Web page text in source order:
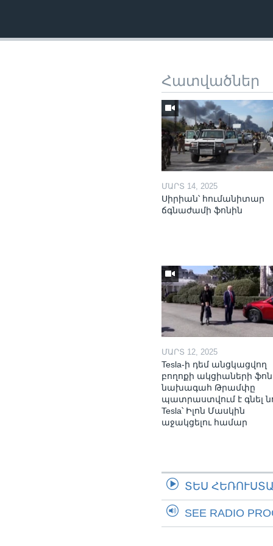
Հատվածներ
ՄԱՐՏ 14, 2025
Սիրիան՝ հումանիտար
ճգնաժամի ֆոնին
ՄԱՐՏ 12, 2025
Tesla-ի դեմ անցկացվող
բողոքի ակցիաների
նախագահ Թրամփը
պատրաստվում է գնել
Tesla՝ Իլոն Մասկին
աջակցելու համար
ՏԵՍ
SEE RADIO